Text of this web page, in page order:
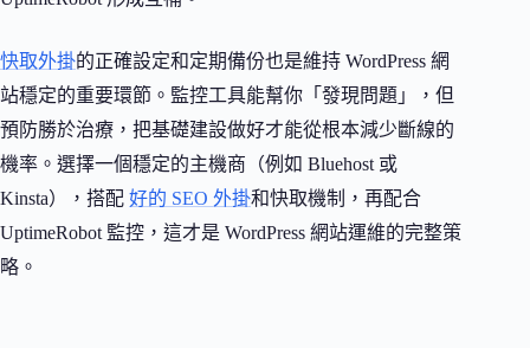
快取外掛的正確設定和定期備份也是維持 WordPress 網
站穩定的重要環節。監控工具能幫你「發現問題」，但
預防勝於治療，把基礎建設做好才能從根本減少斷線的
機率。選擇一個穩定的主機商（例如 Bluehost 或
Kinsta），搭配 好的 SEO 外掛和快取機制，再配合
UptimeRobot 監控，這才是 WordPress 網站運維的完整策
略。